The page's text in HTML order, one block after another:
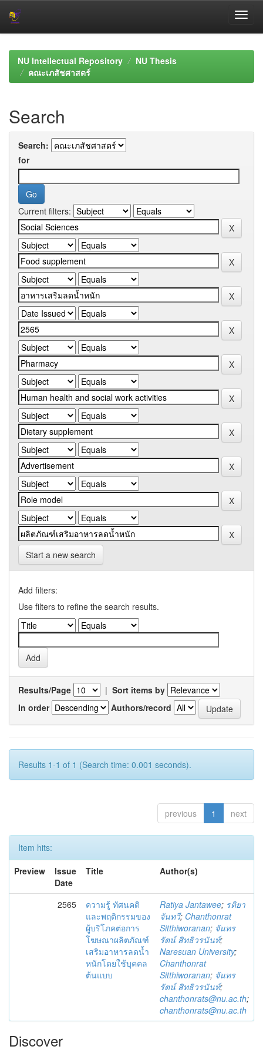
navigationNU Intellectual Repository
NU Thesis
คณะเภสัชศาสตร์
Search
Search:
for
Current filters:
Start a new search
Add filters:
Use filters to refine the search results.
Results/Page | Sort items by
In order
Authors/record
Results 1-1 of 1 (Search time: 0.001 seconds).
previous 1 next
Item hits:
Preview
Issue
Date
Title Author(s)
2565
ความรู้ ทัศนคติ
และพฤติกรรมของ
ผู้บริโภคต่อการ
โฆษณาผลิตภัณฑ์
เสริมอาหารลดน้ำ
หนักโดยใช้บุคคล
ต้นแบบ
Ratiya Jantawee; รติยา
จันทวี; Chanthonrat
Sitthiworanan; จันทร
รัตน์ สิทธิวรนันท์;
Naresuan University;
Chanthonrat
Sitthiworanan; จันทร
รัตน์ สิทธิวรนันท์;
chanthonrats@nu.ac.th;
chanthonrats@nu.ac.th
Discover